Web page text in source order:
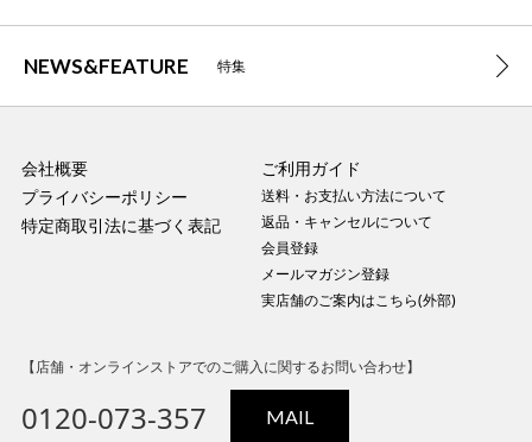
NEWS&FEATURE 特集
会社概要
プライバシーポリシー
特定商取引法に基づく表記
ご利用ガイド
送料・お支払い方法について
返品・キャンセルについて
会員登録
メールマガジン登録
実店舗のご案内はこちら(外部)
【店舗・オンラインストアでのご購入に関するお問い合わせ】
0120-073-357 MAIL